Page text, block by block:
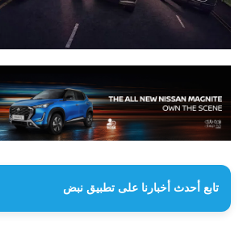
تابع أحدث أخبارنا على تطبيق نبض